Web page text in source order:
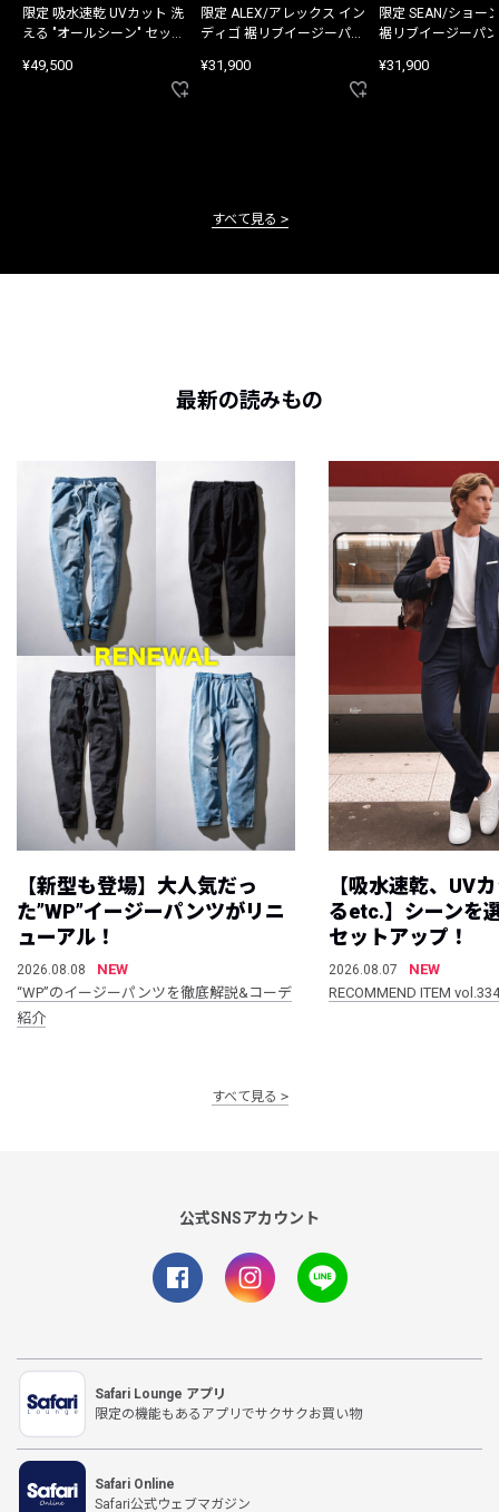
限定 吸水速乾 UVカット 洗
える "オールシーン" セット
¥49,500
限定 ALEX/アレックス イン
ディゴ 裾リブイージーパン
¥31,900
限定 SEAN/ショー
裾リブイージーパ
¥31,900
すべて見る
最新の読みもの
【新型も登場】大人気だっ
た”WP”イージーパンツがリニ
ューアル！
2026.08.08
NEW
“WP”のイージーパンツを徹底解説&コーデ
紹介
【吸水速乾、UV
るetc.】シーンを
セットアップ！
2026.08.07
NEW
RECOMMEND ITEM vol.334
すべて見る
公式SNSアカウント
Safari Lounge アプリ
限定の機能もあるアプリでサクサクお買い物
Safari Online
Safari公式ウェブマガジン